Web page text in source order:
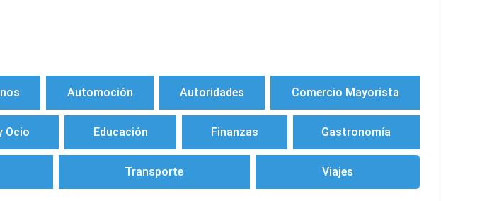
Automoción Autoridades Comercio Mayorista
Ocio Educación Finanzas Gastronomía
Transporte Viajes